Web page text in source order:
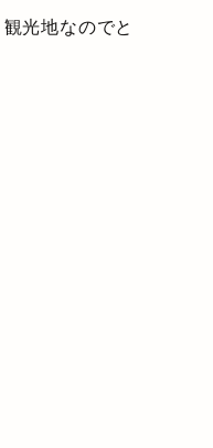
光地なのでと